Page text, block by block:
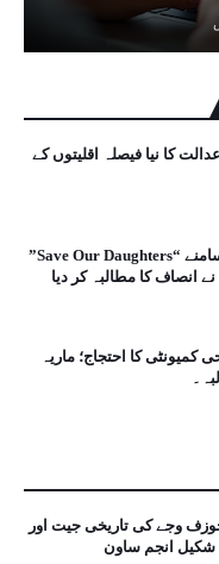
کا نیا فیصلہ اقلیتوں کے
اقوام متحدہ ہیڈکوارٹر کے سامنے “Save Our Daughters”
انصاف کا مطالبہ کر دیا
کمیونٹی کا احتجاج؛ ماریہ
وجے کی تاریخی جیت اور
شکیل انجم ساون